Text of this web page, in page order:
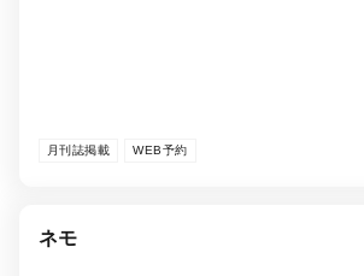
月刊誌掲載 WEB予約
ネモ